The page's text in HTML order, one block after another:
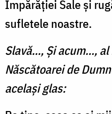
Împărăției Sale și
sufletele noastre.
Slavă..., Și acum...,
Născătoarei de
același glas: